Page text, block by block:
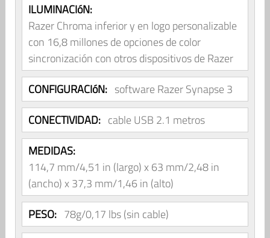
ILUMINACIóN:
Razer Chroma inferior y en logo personalizable
con 16,8 millones de opciones de color
sincronización con otros dispositivos de Razer
CONFIGURACIóN: software Razer Synapse 3
CONECTIVIDAD: cable USB 2.1 metros
MEDIDAS:
114,7 mm/4,51 in (largo) x 63 mm/2,48 in
(ancho) x 37,3 mm/1,46 in (alto)
PESO: 78g/0,17 lbs (sin cable)